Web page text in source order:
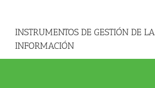
INSTRUMENTOS DE GESTIÓN DE LA
INFORMACIÓN